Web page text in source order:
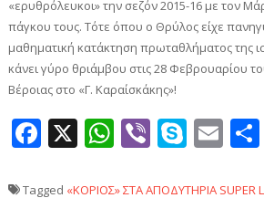
«ερυθρόλευκοι» την σεζόν 2015-16 με τον
πάγκου τους. Τότε όπου ο Θρύλος είχε
μαθηματική κατάκτηση πρωταθλήματος της
κάνει γύρο θριάμβου στις 28 Φεβρουαρίου
Βέροιας στο «Γ. Καραίσκάκης»!
Facebook
X WhatsApp
ViberSkype
Tagged «ΚΟΡΙΟΣ» ΣΤΑ ΑΠΟΔΥΤΗΡΙΑ SUPER